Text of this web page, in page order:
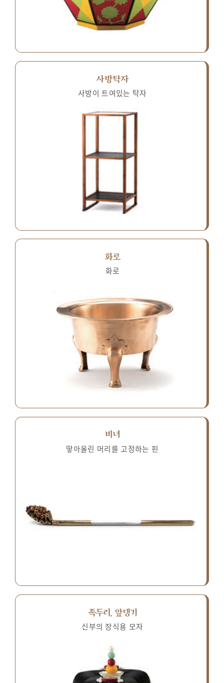
사방탁자
사방이 트여있는 탁자
화로
화로
비녀
땋아올린 머리를 고정하는 핀
족두리, 앞댕기
신부의 장식용 모자